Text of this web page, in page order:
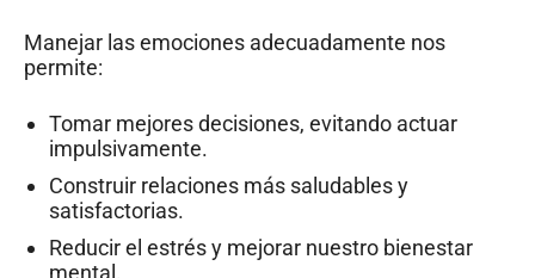
Manejar las emociones adecuadamente nos
permite:
Tomar mejores decisiones, evitando actuar
impulsivamente.
Construir relaciones más saludables y
satisfactorias.
Reducir el estrés y mejorar nuestro bienestar
mental.